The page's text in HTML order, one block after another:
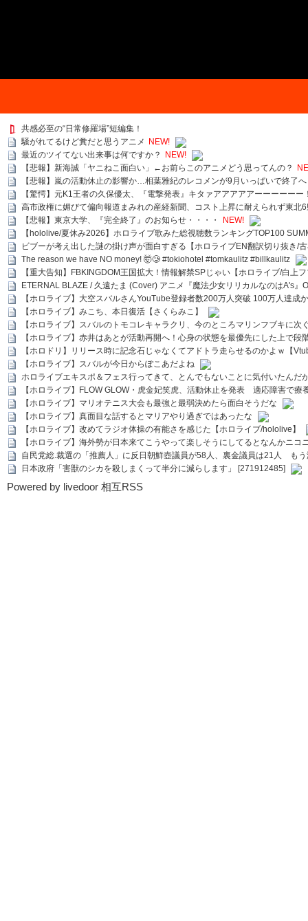
共感必至の“日常修羅場”短編集！
騒がれてるけど糞だと思うアニメ
NEW!
最近のツイてない出来事は何ですか？
NEW!
【悲報】新海誠「ヤニねこ面白い」←お前らこのアニメどう思ってんの？
【悲報】嵐の活動休止の影響か…相葉雅紀のレコメンが9月いっぱいで終了へ
【驚愕】元K1王者の久保優太、『電撃発表』キタァアアアアアーーーーーー
高市政権に媚びて偏向報道まみれの産経新聞、コスト上昇に耐えられず東北
【悲報】東京大学、『完全終了』のお知らせ・・・・
NEW!
【hololive/夏休み2026】ホロライブ歌みた総視聴数ランキングTOP100
ビブーが考え出した謎の掛け声が面白すぎる【ホロライブEN翻訳切り抜き/
The reason we have NO money! 🤯🥲 #tokiohotel #tomkaulitz #billkaulitz
【重大告知】FBKINGDOM王国拡大！情報解禁SPじゃい【ホロライブ/白上
ETERNAL BLAZE / 久遠たま (Cover) アニメ『魔法少女リリカルなのはA's』
【ホロライブ】大空スバルさんYouTube登録者数200万人突破 100万人達成
【ホロライブ】みこち、本日復活【さくらみこ】
【ホロライブ】スバルのトモコレキャラクリ、今のところマリンフブキに
【ホロライブ】赤井はあとが活動再開へ！心身の状態を最優先にした上で段
【ホロドリ】リリース時に記念石じゃなくてアドトラ走らせるのかよｗ【
【ホロライブ】スバルが今日からぽこあだよね
ホロライブエキスポ＆フェス行ってきて、とんでもないことに気付いたんだ
【ホロライブ】FLOW GLOW・虎金妃笑虎、活動休止を発表 適応障害で療
【ホロライブ】マリオテニス大会も最強と最弱決めたら面白そうだな
【ホロライブ】真面目な話するとマリアやり過ぎではあったな
【ホロライブ】改めてラジオ体操の有能さを感じた【ホロライブ/hololive】
【ホロライブ】海外勢が日本来てこうやって楽しそうにしてるとなんかニコ
自民党総.裁選の「推薦人」に反日朝鮮壺議員が58人、裏金議員は21人 も
日本政府「害獣のシカを殺しまくって半分に減らします」 [271912485]
Powered by livedoor 相互RSS